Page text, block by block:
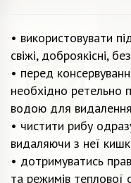
• використовувати
свіжі, доброякісні,
• перед
необхідно
водою для
• чистити рибу
видаляючи з неї
• дотримуватись
та режимів теплової